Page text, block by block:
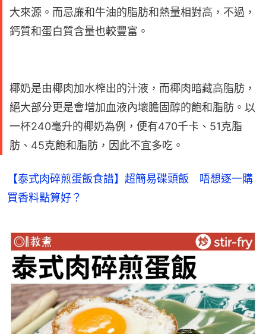
大來源。而忌廉和牛油的脂肪和熱量相對高，不過，
鈣質和蛋白質含量也較豐富。
椰奶是由椰肉加水榨出的汁液，而椰肉暗藏高脂肪，
絕大部分更是會增加血液內壞膽固醇的飽和脂肪。以
一杯240毫升的椰奶為例，便有470千卡、51克脂
肪、45克飽和脂肪，因此不宜多吃。
【泰式肉碎煎蛋飯食譜】超簡易碟頭飯　唔想逐一購
買香料點算好？